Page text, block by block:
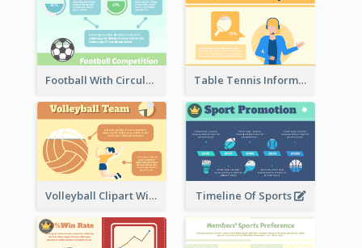
Football With Circular Chart Table Tennis Informative Clipart
Volleyball Clipart With Details Timeline Of Sports